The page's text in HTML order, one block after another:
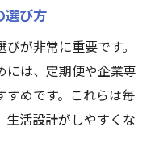
選び方
が非常に重要です。
には、定期便や企業専
すめです。これらは毎
生活設計がしやすくな